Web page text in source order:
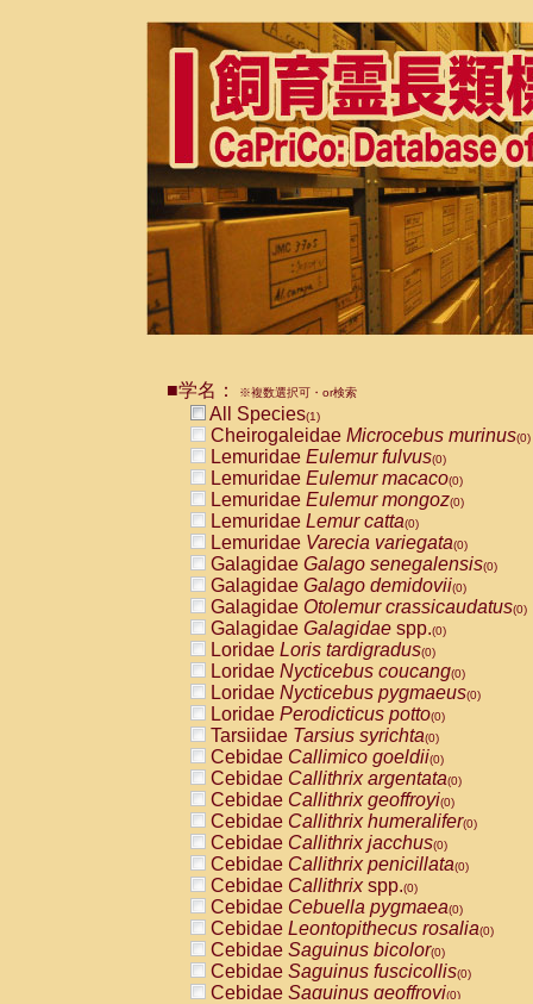
■学名： ※複数選択可・or検索
All Species(1)
Cheirogaleidae Microcebus murinus(0)
Lemuridae Eulemur fulvus(0)
Lemuridae Eulemur macaco(0)
Lemuridae Eulemur mongoz(0)
Lemuridae Lemur catta(0)
Lemuridae Varecia variegata(0)
Galagidae Galago senegalensis(0)
Galagidae Galago demidovii(0)
Galagidae Otolemur crassicaudatus(0)
Galagidae Galagidae spp.(0)
Loridae Loris tardigradus(0)
Loridae Nycticebus coucang(0)
Loridae Nycticebus pygmaeus(0)
Loridae Perodicticus potto(0)
Tarsiidae Tarsius syrichta(0)
Cebidae Callimico goeldii(0)
Cebidae Callithrix argentata(0)
Cebidae Callithrix geoffroyi(0)
Cebidae Callithrix humeralifer(0)
Cebidae Callithrix jacchus(0)
Cebidae Callithrix penicillata(0)
Cebidae Callithrixspp.(0)
Cebidae Cebuella pygmaea(0)
Cebidae Leontopithecus rosalia(0)
Cebidae Saguinus bicolor(0)
Cebidae Saguinus fuscicollis(0)
Cebidae Saguinus geoffroyi(0)